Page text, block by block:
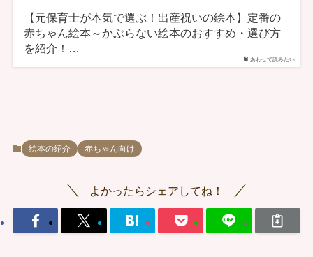
あわせて読みたい
【元保育士が本気で選ぶ！出産祝いの絵本】定番の
赤ちゃん絵本～かぶらない絵本のおすすめ・選び方
を紹介！…
絵本の紹介 赤ちゃん向け
よかったらシェアしてね！